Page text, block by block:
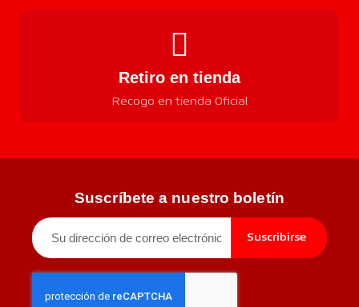
Retiro en tienda
Recogo en tienda Oficial
Suscríbete a nuestro boletín
Suscribirse